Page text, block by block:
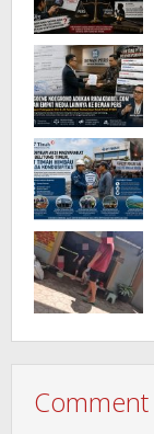
Comment